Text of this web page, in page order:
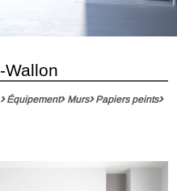
Wallon
Équipement Murs Papiers peints